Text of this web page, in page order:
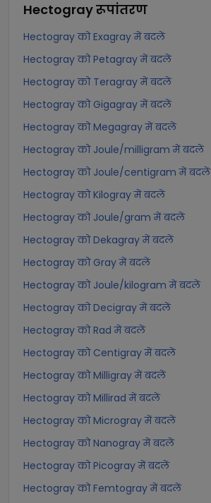
Hectograyरूपांतरण
Hectogray को Exagray में बदलें
Hectogray को Petagray में बदलें
Hectogray को Teragray में बदलें
Hectogray को Gigagray में बदलें
Hectogray को Megagray में बदलें
Hectogray को Joule/milligram में बदलें
Hectogray को Joule/centigram में बदलें
Hectogray को Kilogray में बदलें
Hectogray को Joule/gram में बदलें
Hectogray को Dekagray में बदलें
Hectogray को Gray में बदलें
Hectogray को Joule/kilogram में बदलें
Hectogray को Decigray में बदलें
Hectogray को Rad में बदलें
Hectogray को Centigray में बदलें
Hectogray को Milligray में बदलें
Hectogray को Millirad में बदलें
Hectogray को Microgray में बदलें
Hectogray को Nanogray में बदलें
Hectogray को Picogray में बदलें
Hectogray को Femtogray में बदलें